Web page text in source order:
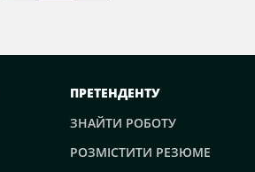
ПРЕТЕНДЕНТУ
ЗНАЙТИ РОБОТУ
РОЗМІСТИТИ РЕЗЮМЕ